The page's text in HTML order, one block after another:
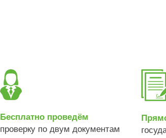
Бесплатно проведём
проверку по двум документам